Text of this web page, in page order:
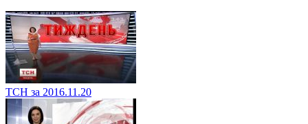
ТСН за 2016.11.20